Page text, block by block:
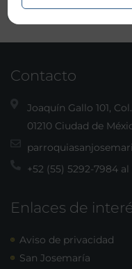
Contacto
Joaquín Gallo 101,
01210 Ciudad de
+52 (55) 5292-7984 al
Enlaces de
Aviso de privacidad
San Josemaría